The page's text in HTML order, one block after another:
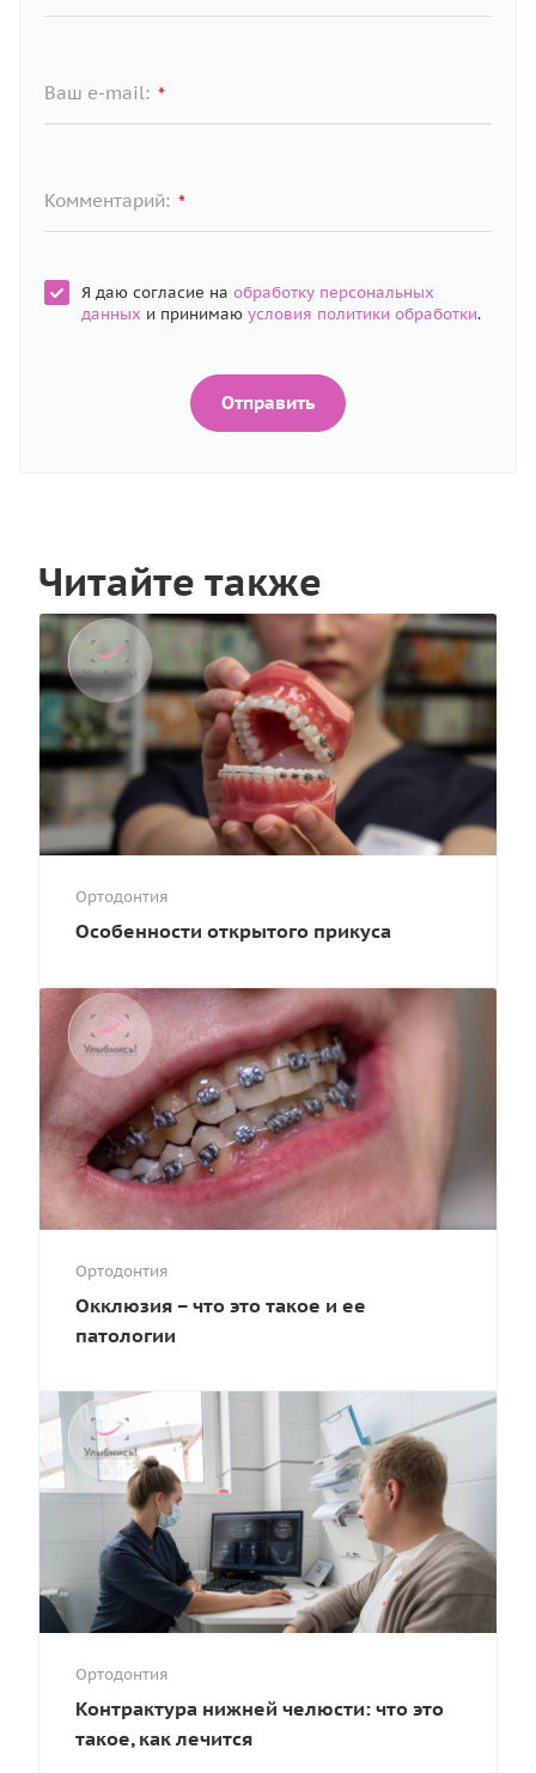
Ваш e-mail: *
Комментарий: *
Я даю согласие на обработку персональных
данных и принимаю условия политики обработки.
Отправить
Читайте также
Ортодонтия
Особенности открытого прикуса
Ортодонтия
Окклюзия – что это такое и ее
патологии
Ортодонтия
Контрактура нижней челюсти: что это
такое, как лечится